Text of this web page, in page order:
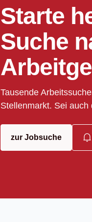
Starte
Suche
Tausende
Stellenmarkt. Sei auch
zur Jobsuche